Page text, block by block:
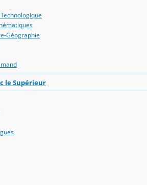
Géographie
le Supérieur